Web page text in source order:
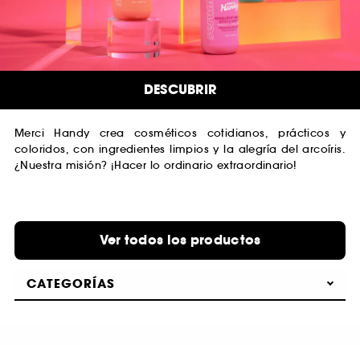
Merci Handy crea cosméticos cotidianos, prácticos y
coloridos, con ingredientes limpios y la alegría del arcoíris.
¿Nuestra misión? ¡Hacer lo ordinario extraordinario!
Ver todos los productos
CATEGORÍAS
DESCUBRIR